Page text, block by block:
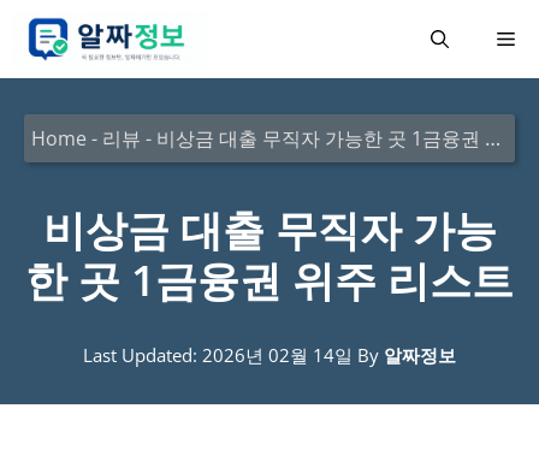
메
Home - 리뷰 - 비상금 대출 무직자 가능한 곳 1금융권 위주 리스트
비상금 대출 무직자 가능
한 곳 1금융권 위주 리스트
Last Updated: 2026년 02월 14일 By 알짜정보